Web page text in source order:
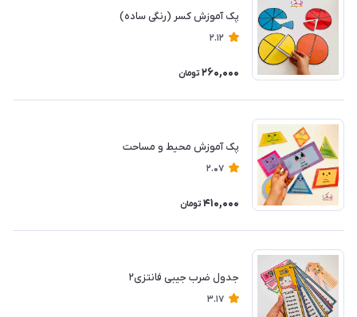
پک آموزش کسر (رنگی ساده)
2.12
260,000 تومان
پک آموزش محیط و مساحت
2.07
410,000 تومان
جدول ضرب جیبی فانتزی۲
3.17